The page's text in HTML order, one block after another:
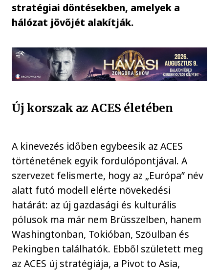
stratégiai döntésekben, amelyek a
hálózat jövőjét alakítják.
Új korszak az ACES életében
A kinevezés időben egybeesik az ACES
történetének egyik fordulópontjával. A
szervezet felismerte, hogy az „Európa” név
alatt futó modell elérte növekedési
határát: az új gazdasági és kulturális
pólusok ma már nem Brüsszelben, hanem
Washingtonban, Tokióban, Szöulban és
Pekingben találhatók. Ebből született meg
az ACES új stratégiája, a Pivot to Asia,